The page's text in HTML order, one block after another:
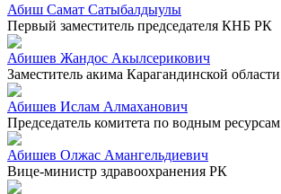
Абиш Самат Сатыбалдыулы
Первый заместитель председателя КНБ РК
Абишев Жандос Акылсерикович
Заместитель акима Карагандинской области
Абишев Ислам Алмаханович
Председатель комитета по водным ресурсам
Абишев Олжас Амангельдиевич
Вице-министр здравоохранения РК